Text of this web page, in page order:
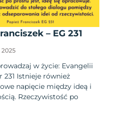
– EG 231
w życie: Evangelii
231 Istnieje również
napięcie między ideą i
Rzeczywistość po